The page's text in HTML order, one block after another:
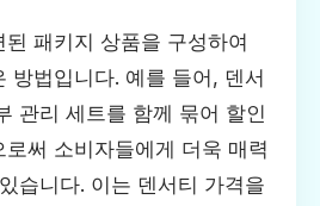
패키지 상품을 구성하여
방법입니다. 예를 들어, 덴서
관리 세트를 함께 묶어 할인
써 소비자들에게 더욱 매력
습니다. 이는 덴서티 가격을